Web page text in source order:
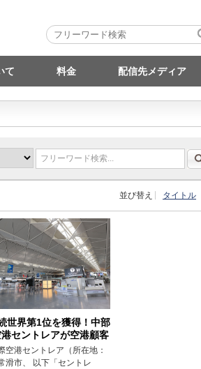
て 料金 配信先メディア
フリーワード検索...
並び替え タイトル
世界第1位を獲得！中部
港セントレアが空港顧客
の評価3部門で世界第1
空港セントレア（所在地：
滑市、 以下「セントレ